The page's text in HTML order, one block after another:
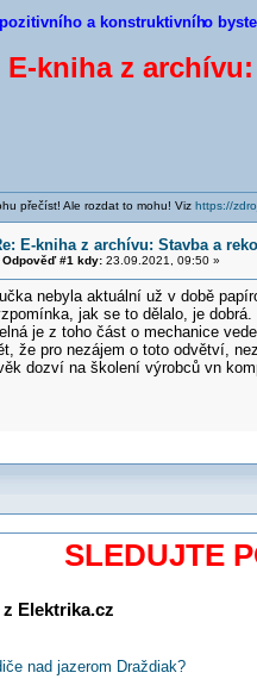
a konstruktivního
E-kniha z
přečíst! Ale rozdat to mohu! Viz https://
E-kniha z archívu: Stavba a
Odpověď #1 kdy:23.09.2021, 09:50 »
nebyla aktuální už v době
jak se to dělalo, je dobrá.
je z toho část o mechanice
že pro nezájem o toto odvětví,
dozví na školení výrobců vn
SLEDUJTE
Elektrika.cz
nad jazerom Draždiak?